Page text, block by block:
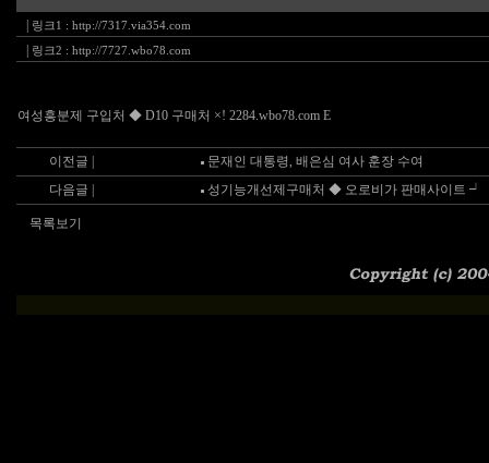
링크1 : http://7317.via354.com
링크2 : http://7727.wbo78.com
여성흥분제 구입처 ◆ D10 구매처 ×! 2284.wbo78.com E
이전글 |
문재인 대통령, 배은심 여사 훈장 수여
다음글 |
성기능개선제구매처 ◆ 오로비가 판매사이트 ┙
목록보기